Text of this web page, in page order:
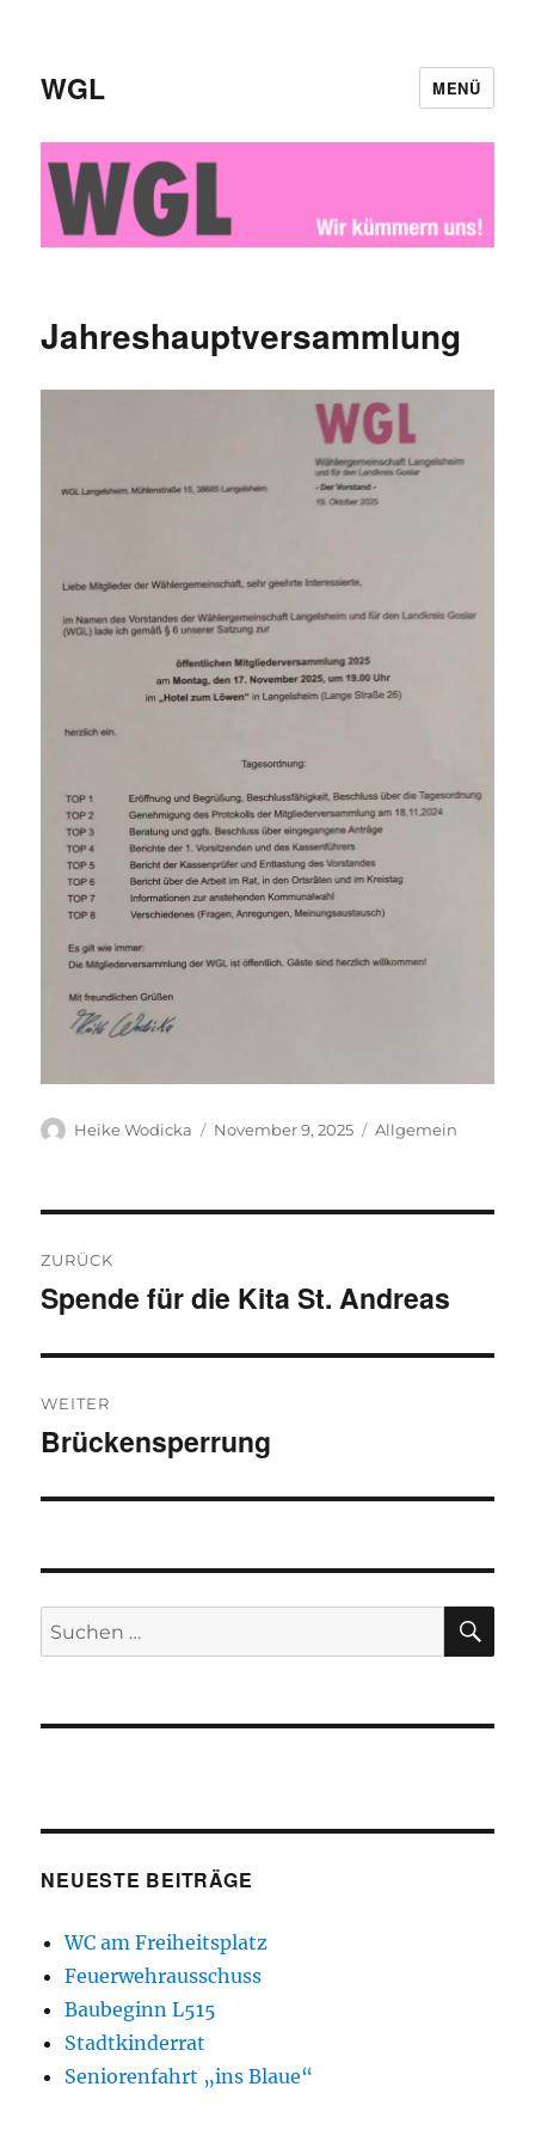
WGL MENÜ
Jahreshauptversammlung
Autor
Heike Wodicka
Veröffentlicht
November 9, 2025 Kategorien
Allgemein
ZURÜCK
Vorheriger
Spende für die Kita St. Andreas
WEITER
Nächster
Brückensperrung
Suchen
nach:
NEUESTE BEITRÄGE
WC am Freiheitsplatz
Feuerwehrausschuss
Baubeginn L515
Stadtkinderrat
Seniorenfahrt „ins Blaue“